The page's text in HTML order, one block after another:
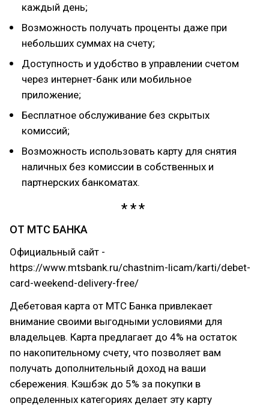
каждый день;
Возможность получать проценты даже при
небольших суммах на счету;
Доступность и удобство в управлении счетом
через интернет-банк или мобильное
приложение;
Бесплатное обслуживание без скрытых
комиссий;
Возможность использовать карту для снятия
наличных без комиссии в собственных и
партнерских банкоматах.
ОТ МТС БАНКА
Официальный сайт -
https://www.mtsbank.ru/chastnim-licam/karti/debet-
card-weekend-delivery-free/
Дебетовая карта от МТС Банка привлекает
внимание своими выгодными условиями для
владельцев. Карта предлагает до 4% на остаток
по накопительному счету, что позволяет вам
получать дополнительный доход на ваши
сбережения. Кэшбэк до 5% за покупки в
определенных категориях делает эту карту